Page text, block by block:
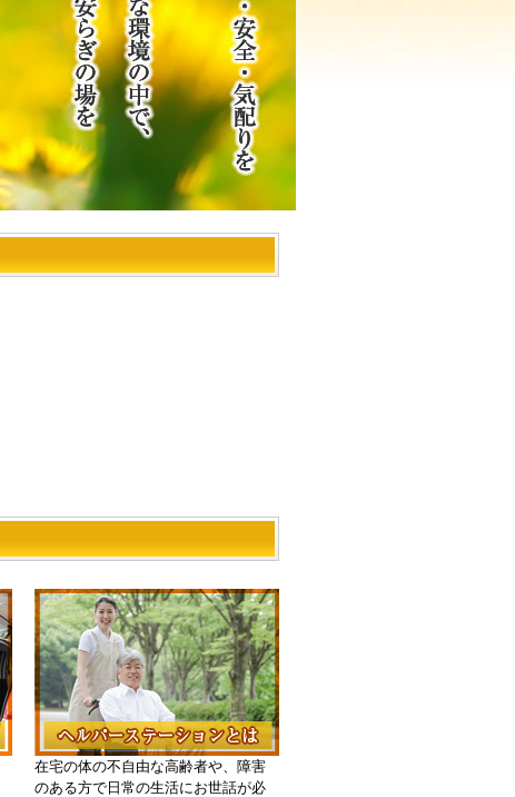
在宅の体の不自由な高齢者や、障害
のある方で日常の生活にお世話が必